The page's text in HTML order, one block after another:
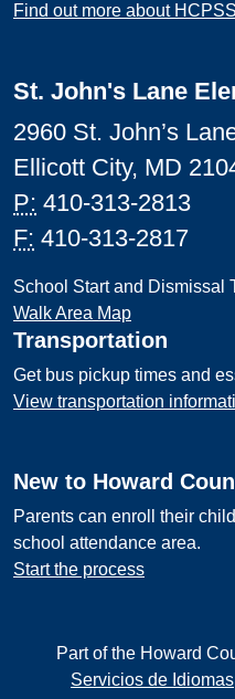
Find out more about HCPSS
St. John's Lane
2960 St. John’s
Ellicott City, MD
P: 410-313-2813
F: 410-313-2817
School Start and Dismissal
Walk Area Map
Transportation
Get bus pickup times and
View transportation
New to Howard
Parents can enroll their
school attendance area.
Start the process
Part of the Howard
Servicios de Idiomas